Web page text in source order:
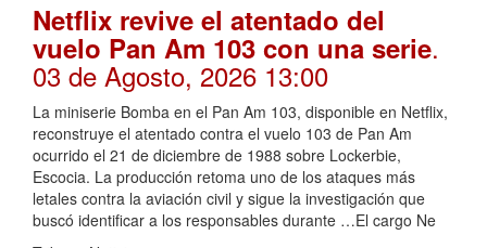
Netflix revive el atentado del
vuelo Pan Am 103 con una serie.
03 de Agosto, 2026 13:00
La miniserie Bomba en el Pan Am 103, disponible en Netflix,
reconstruye el atentado contra el vuelo 103 de Pan Am
ocurrido el 21 de diciembre de 1988 sobre Lockerbie,
Escocia. La producción retoma uno de los ataques más
letales contra la aviación civil y sigue la investigación que
buscó identificar a los responsables durante …El cargo Ne